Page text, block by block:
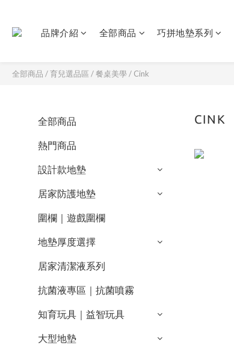
品牌介紹 全部商品 巧拼地墊系列
全部商品 /育兒選品區 / 餐桌美學/ Cink
全部商品
熱門商品
設計款地墊
居家防護地墊
圍欄｜遊戲圍欄
地墊厚度選擇
居家清潔液系列
抗菌液專區｜抗菌噴霧
知育玩具｜益智玩具
大型地墊
CINK